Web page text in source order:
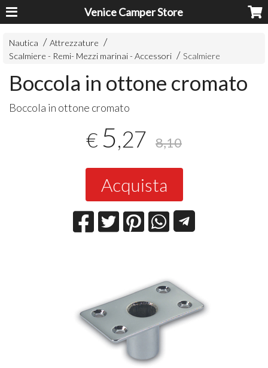
Venice Camper Store
Nautica
Attrezzature
Scalmiere - Remi- Mezzi marinai - Accessori
Scalmiere
Boccola in ottone cromato
Boccola in ottone cromato
€ 5,27 8,10
Acquista